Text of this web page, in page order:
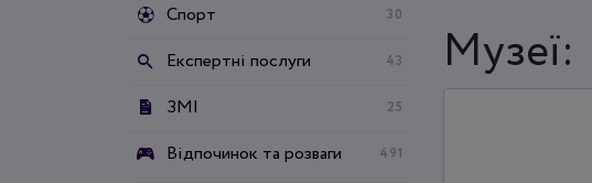
Спорт 30
Експертні послуги 43
ЗМІ 25
Відпочинок та розваги 491
Музеї: